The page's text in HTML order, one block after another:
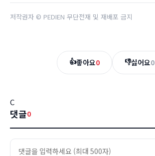
저작권자 © PEDIEN 무단전재 및 재배포 금지
👍좋아요0 👎싫어요0
C
댓글0